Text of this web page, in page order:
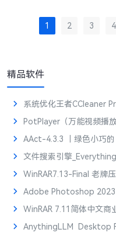
1 2 3 4
精品软件
系统优化王者CCleaner Professional新版来袭，全新的卸载引擎、
PotPlayer（万能视频播放
AAct-4.3.3 ｜绿色小巧的
文件搜索引擎
WinRAR7.13-Final 老牌
Adobe Photoshop 2023 便携版
WinRAR 7.11简体中文商业
AnythingLLM Desktop